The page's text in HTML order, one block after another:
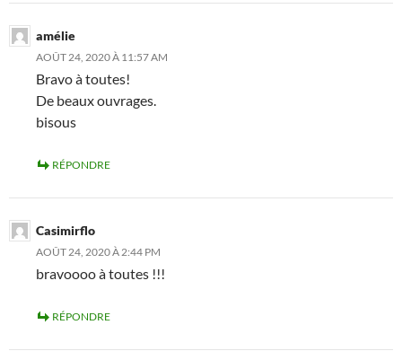
amélie
AOÛT 24, 2020 À 11:57 AM
Bravo à toutes!
De beaux ouvrages.
bisous
RÉPONDRE
Casimirflo
AOÛT 24, 2020 À 2:44 PM
bravoooo à toutes !!!
RÉPONDRE